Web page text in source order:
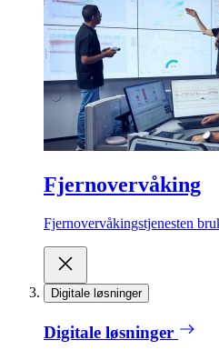
Fjernovervåking
Fjernovervåkingstjenesten
Digitale løsninger
Digitale løsninger